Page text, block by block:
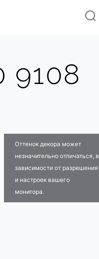
9108
Оттенок декора может
незначительно отличаться, в
зависимости от разрешения
и настроек вашего
монитора.